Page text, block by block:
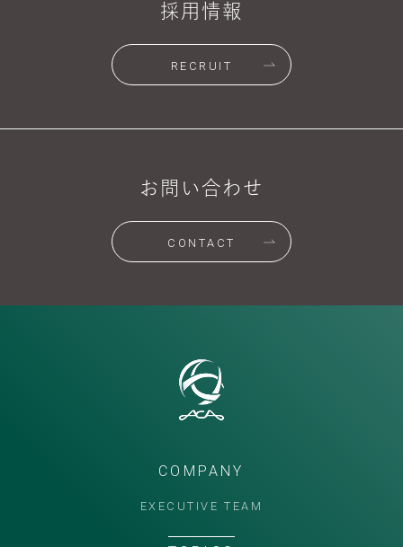
採用情報
RECRUIT
お問い合わせ
CONTACT
COMPANY
EXECUTIVE TEAM